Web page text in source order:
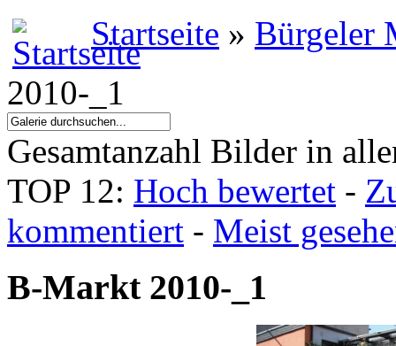
Startseite » Bürgeler
2010-_1
Gesamtanzahl Bilder in
TOP 12: Hoch bewertet -
kommentiert - Meist
B-Markt 2010-_1